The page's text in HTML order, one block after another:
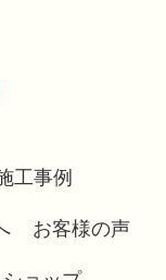
工事例
お客様の声